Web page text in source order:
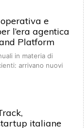
e
l’era agentica
Platform
in materia di
arrivano nuovi
italiane